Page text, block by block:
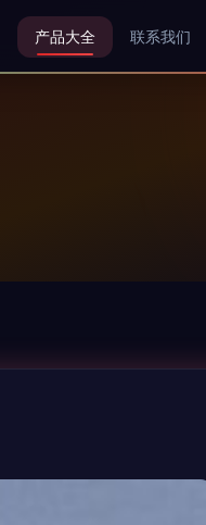
产品大全 联系我们